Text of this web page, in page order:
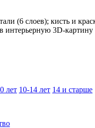
(6 слоев); кисть и
3D-
лет 10-14 лет 14 и старше